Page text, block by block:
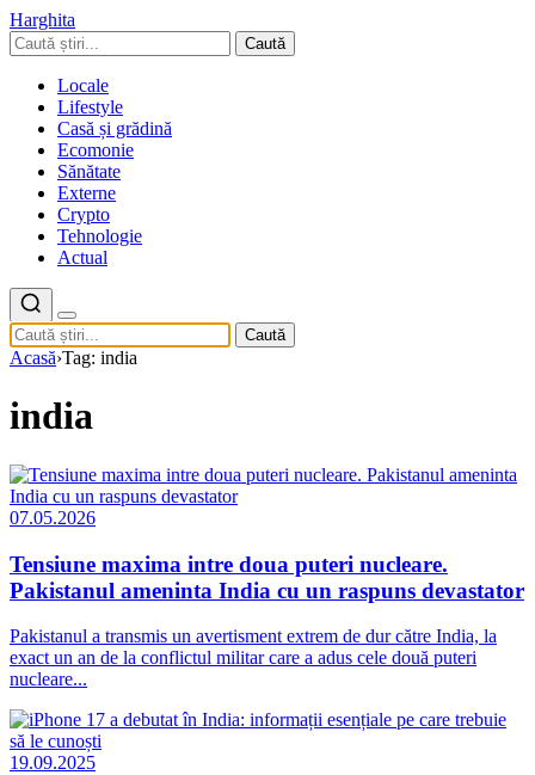
Harghita
Caută
Locale
Lifestyle
Casă și grădină
Ecomonie
Sănătate
Externe
Crypto
Tehnologie
Actual
Caută
Acasă›Tag: india
india
07.05.2026
Tensiune maxima intre doua puteri nucleare.
Pakistanul ameninta India cu un raspuns devastator
Pakistanul a transmis un avertisment extrem de dur către India, la
exact un an de la conflictul militar care a adus cele două puteri
nucleare...
19.09.2025